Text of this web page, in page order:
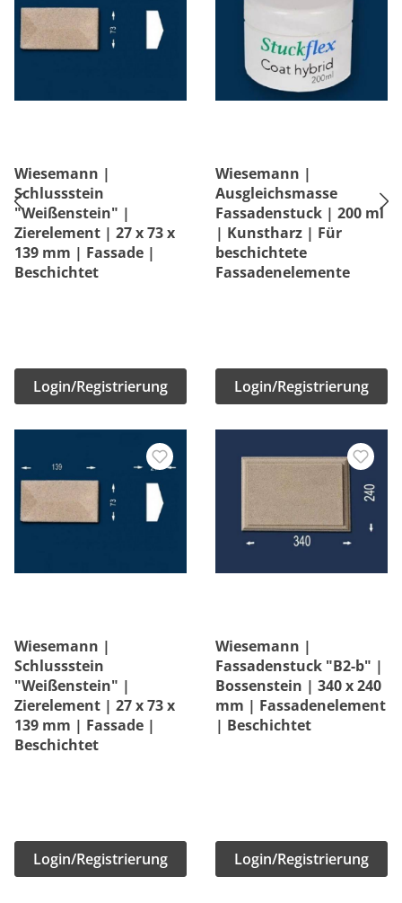
Wiesemann |
Schlussstein
"Weißenstein" |
Zierelement | 27 x 73 x
139 mm | Fassade |
Beschichtet
Login/Registrierung
Wiesemann |
Ausgleichsmasse
Fassadenstuck | 200 ml
| Kunstharz | Für
beschichtete
Fassadenelemente
Login/Registrierung
Wiesemann |
Schlussstein
"Weißenstein" |
Zierelement | 27 x 73 x
139 mm | Fassade |
Beschichtet
Login/Registrierung
Wiesemann |
Fassadenstuck "B2-b" |
Bossenstein | 340 x 240
mm | Fassadenelement
| Beschichtet
Login/Registrierung